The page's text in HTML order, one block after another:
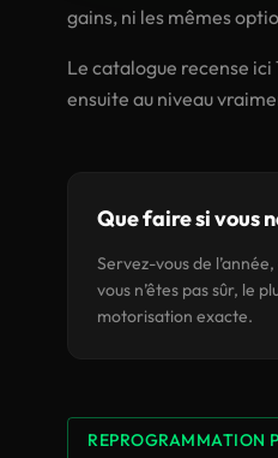
gains, ni les mêmes
Le catalogue recense
ensuite au niveau
Que faire si vous
Servez-vous de
vous n’êtes pas sûr, le
motorisation exacte.
REPROGRAMMATION